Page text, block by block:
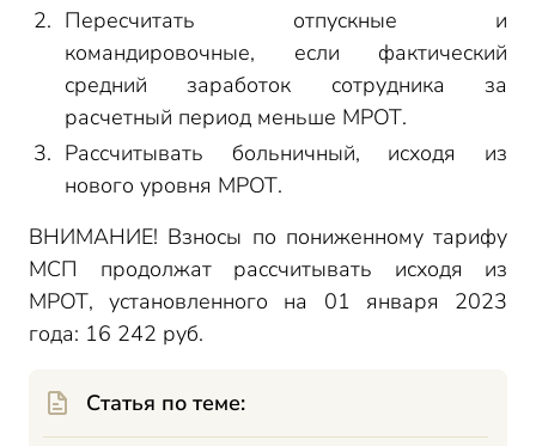
Пересчитать отпускные и
командировочные, если фактический
средний заработок сотрудника за
расчетный период меньше МРОТ.
Рассчитывать больничный, исходя из
нового уровня МРОТ.
ВНИМАНИЕ! Взносы по пониженному тарифу
МСП продолжат рассчитывать исходя из
МРОТ, установленного на 01 января 2023
года: 16 242 руб.
Статья по теме: